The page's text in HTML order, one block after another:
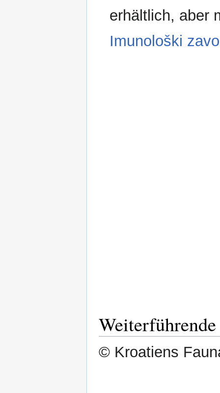
erhältlich, aber
Imunološki
© Kroatiens